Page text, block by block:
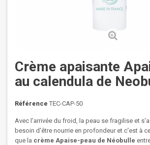
Crème apaisante
au calendula de
Référence TEC-CAP-50
Avec l'arrivée du froid, la peau se fragilise et
besoin d'être nourrie en profondeur et c'est à
que la crème Apaise-peau de Néobulle